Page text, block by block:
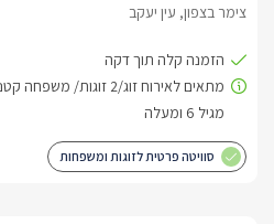
צימר בצפון, עין יעקב
סוויטה פרטית לזוגות ומשפחות